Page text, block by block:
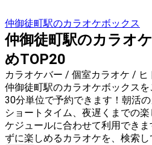
仲御徒町駅のカラオケボックス
仲御徒町駅のカラオ
めTOP20
カラオケバー / 個室カラオケ / ヒ
仲御徒町駅のカラオケボックス
30分単位で予約できます！朝活
ショートタイム、夜遅くまでの
ケジュールに合わせて利用でき
ずに楽しめるカラオケを、検索し